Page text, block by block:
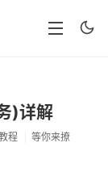
)详解
程
等你来撩